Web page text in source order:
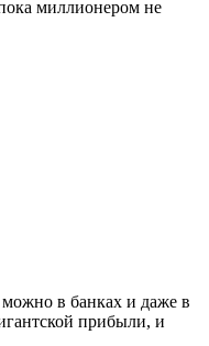
миллионером не
в банках и даже в
прибыли, и